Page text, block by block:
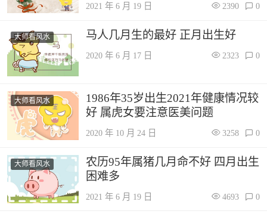
2021 年 6 月 19 日 2390 0
大师看风水 马人几月生的最好 正月出生好
2020 年 6 月 17 日 2323 0
大师看风水
1986年35岁出生2021年健康情况较
好 属虎女要注意医美问题
2020 年 10 月 24 日 3258 0
大师看风水
农历95年属猪几月命不好 四月出生
困难多
2021 年 6 月 19 日 4693 0